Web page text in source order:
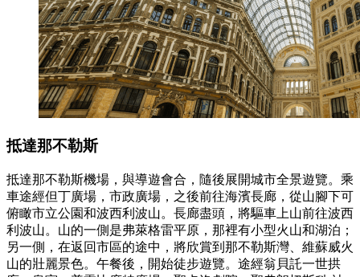
抵達那不勒斯
抵達那不勒斯機場，與導遊會合，隨後展開城市全景遊覽。乘
車途經但丁廣場，市政廣場，之後前往海濱長廊，從山腳下可
俯瞰市立公園和波西利波山。長廊盡頭，將驅車上山前往波西
利波山。山的一側是弗萊格雷平原，那裡有小型火山和湖泊；
另一側，在返回市區的途中，將欣賞到那不勒斯灣、維蘇威火
山的壯麗景色。午餐後，開始徒步遊覽。途經翁貝託一世拱